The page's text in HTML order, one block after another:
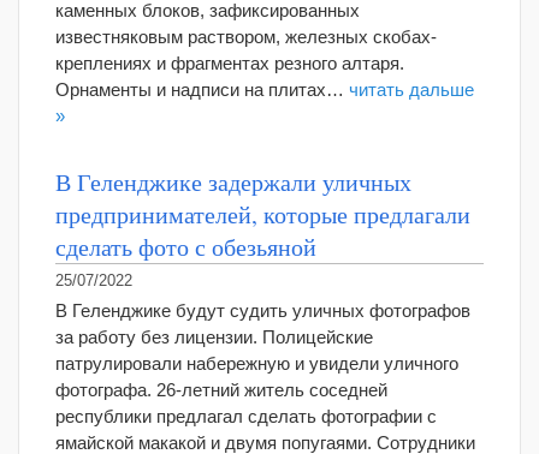
каменных блоков, зафиксированных
известняковым раствором, железных скобах-
креплениях и фрагментах резного алтаря.
Орнаменты и надписи на плитах… читать дальше
»
В Геленджике задержали уличных
предпринимателей, которые предлагали
сделать фото с обезьяной
25/07/2022
В Геленджике будут судить уличных фотографов
за работу без лицензии. Полицейские
патрулировали набережную и увидели уличного
фотографа. 26-летний житель соседней
республики предлагал сделать фотографии с
ямайской макакой и двумя попугаями. Сотрудники